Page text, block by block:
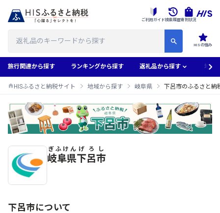
HISの強み
ご利用ガイド検索履歴寄附状況
旅行関連から探す ランキングから探す 返礼品から探す 地域
HISふるさと納税サイト 地域から探す 岐阜県 下呂市のふるさと納
下呂市のふるさと納税返礼品一覧
岐阜県
ぎふけん
下呂市
げろし
下呂市について